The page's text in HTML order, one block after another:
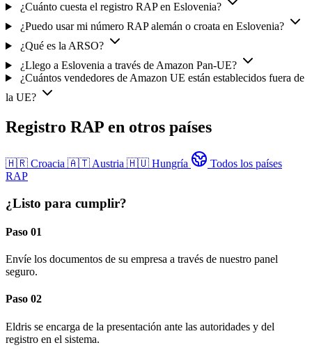
¿Cuánto cuesta el registro RAP en Eslovenia?
¿Puedo usar mi número RAP alemán o croata en Eslovenia?
¿Qué es la ARSO?
¿Llego a Eslovenia a través de Amazon Pan-UE?
¿Cuántos vendedores de Amazon UE están establecidos fuera de
la UE?
Registro RAP en otros países
🇭🇷 Croacia 🇦🇹 Austria 🇭🇺 Hungría
Todos los países
RAP
¿Listo para cumplir?
Paso 01
Envíe los documentos de su empresa a través de nuestro panel
seguro.
Paso 02
Eldris se encarga de la presentación ante las autoridades y del
registro en el sistema.